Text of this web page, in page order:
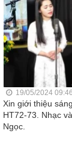
19/05/2024
Xin giới thiệu
HT72-73. Nhạc
Ngọc.